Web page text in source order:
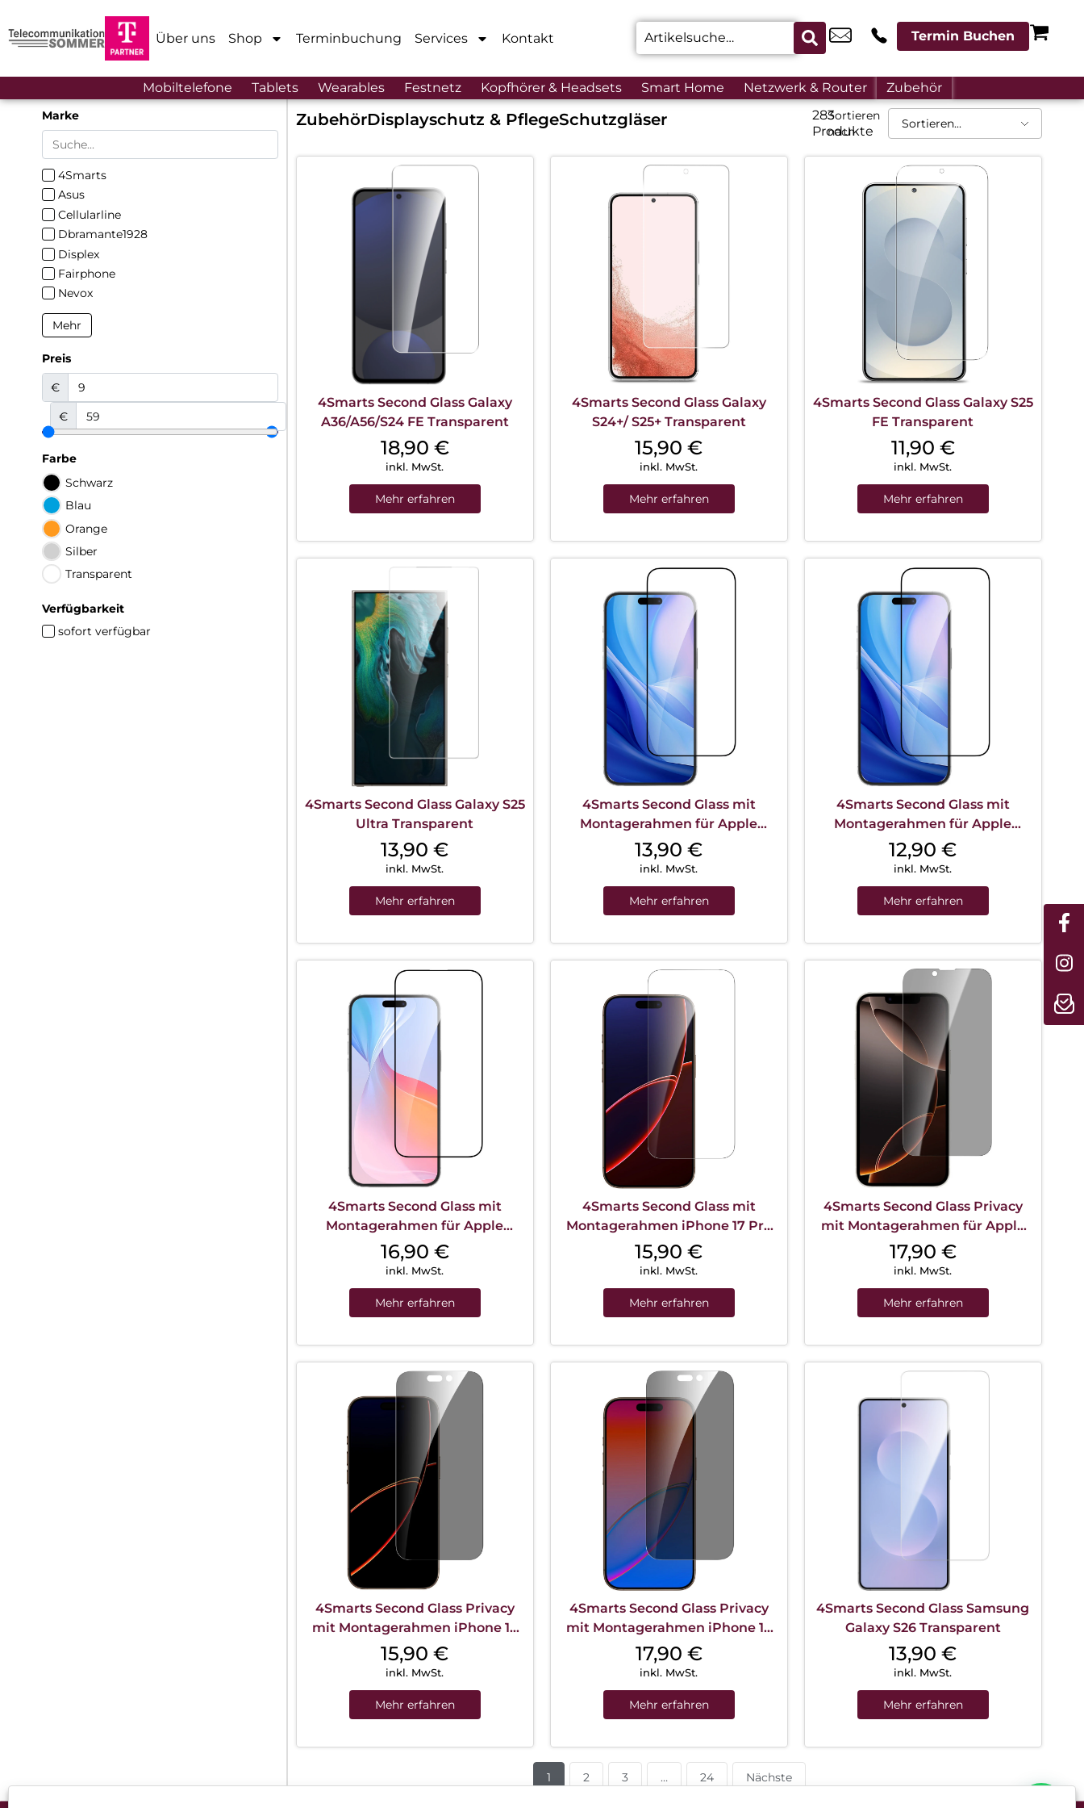
Über uns Shop Terminbuchung Services Kontakt Termin Buchen
Mobiltelefone Tablets Wearables Festnetz Kopfhörer & Headsets Smart Home Netzwerk & Router Zubehör
Marke
4Smarts
Asus
Cellularline
Dbramante1928
Displex
Fairphone
Nevox
Mehr
Preis
€
€
Farbe
Schwarz
Blau
Orange
Silber
Transparent
Verfügbarkeit
sofort verfügbar
ZubehörDisplayschutz & PflegeSchutzgläser
283
Produkte
Sortieren
nach
4Smarts Second Glass Galaxy
A36/A56/S24 FE Transparent
18,90 €
inkl. MwSt.
Mehr erfahren
4Smarts Second Glass Galaxy
S24+/ S25+ Transparent
15,90€
inkl. MwSt.
Mehr erfahren
4Smarts Second Glass Galaxy S25
FE Transparent
11,90 €
inkl. MwSt.
Mehr erfahren
4Smarts Second Glass Galaxy S25
Ultra Transparent
13,90€
inkl. MwSt.
Mehr erfahren
4Smarts Second Glass mit
Montagerahmen für Apple
iPhone 16 Pro Max Transparent
13,90€
inkl. MwSt.
Mehr erfahren
4Smarts Second Glass mit
Montagerahmen für Apple
iPhone 16 Pro Transparent
12,90€
inkl. MwSt.
Mehr erfahren
4Smarts Second Glass mit
Montagerahmen für Apple
iPhone 16 Transparent
16,90 €
inkl. MwSt.
Mehr erfahren
4Smarts Second Glass mit
Montagerahmen iPhone 17 Pro
Max Transparent
15,90€
inkl. MwSt.
Mehr erfahren
4Smarts Second Glass Privacy
mit Montagerahmen für Apple
iPhone 17e/16e Transparent
17,90 €
inkl. MwSt.
Mehr erfahren
4Smarts Second Glass Privacy
mit Montagerahmen iPhone 17
Pro Transparent
15,90€
inkl. MwSt.
Mehr erfahren
4Smarts Second Glass Privacy
mit Montagerahmen iPhone 17
Transparent
17,90 €
inkl. MwSt.
Mehr erfahren
4Smarts Second Glass Samsung
Galaxy S26 Transparent
13,90€
inkl. MwSt.
Mehr erfahren
1 2 3 … 24 Nächste